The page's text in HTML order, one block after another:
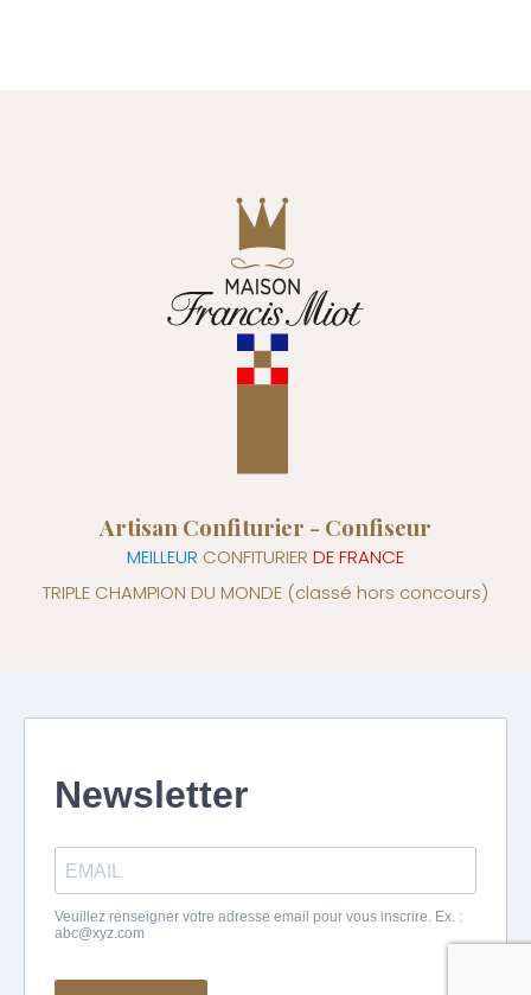
Artisan Confiturier - Confiseur
MEILLEUR CONFITURIER DE FRANCE
TRIPLE CHAMPION DU MONDE (classé hors concours)